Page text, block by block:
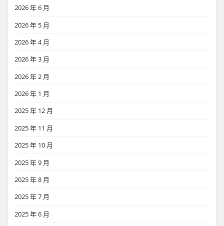
2026 年 6 月
2026 年 5 月
2026 年 4 月
2026 年 3 月
2026 年 2 月
2026 年 1 月
2025 年 12 月
2025 年 11 月
2025 年 10 月
2025 年 9 月
2025 年 8 月
2025 年 7 月
2025 年 6 月